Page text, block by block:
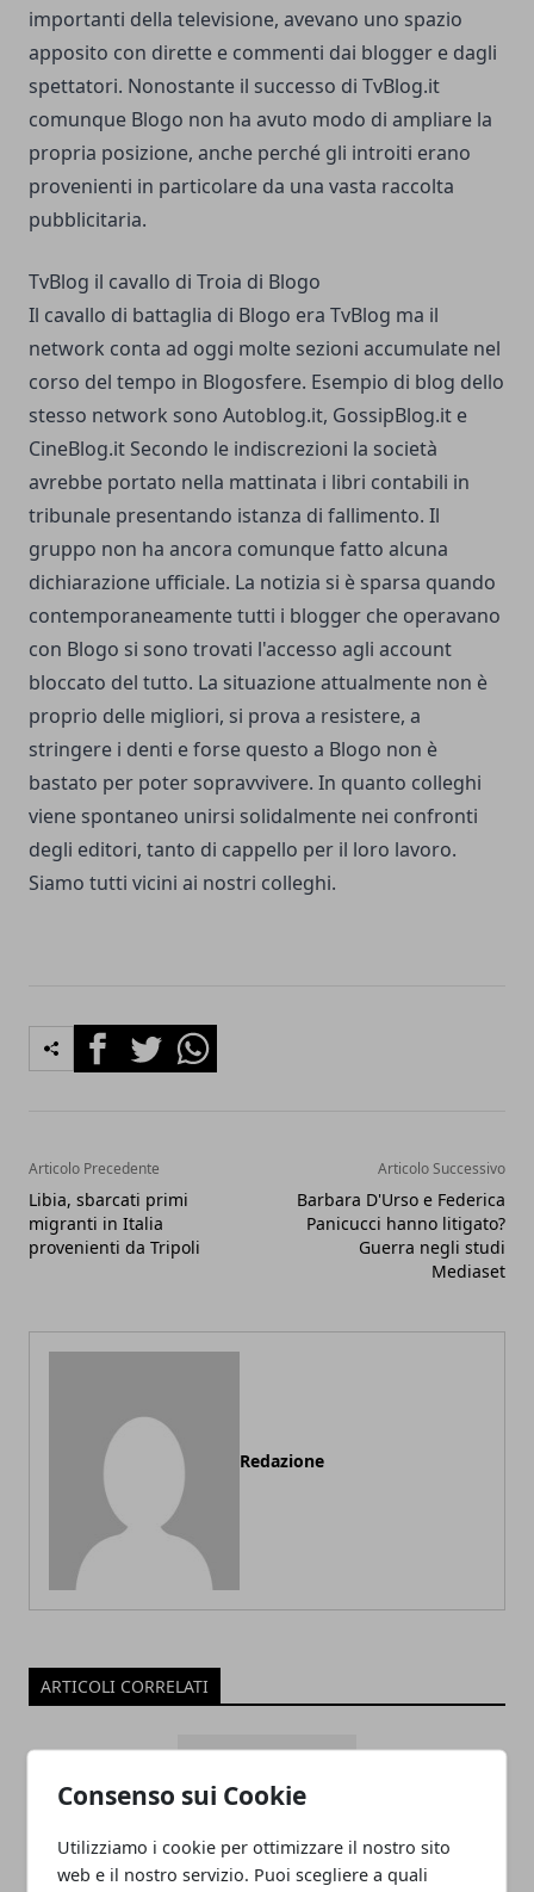
Consenso sui Cookie
Utilizziamo i cookie per ottimizzare il nostro sito
web e il nostro servizio. Puoi scegliere a quali
importanti della televisione, avevano uno spazio
apposito con dirette e commenti dai blogger e dagli
spettatori. Nonostante il successo di TvBlog.it
comunque Blogo non ha avuto modo di ampliare la
propria posizione, anche perché gli introiti erano
provenienti in particolare da una vasta raccolta
pubblicitaria.
TvBlog il cavallo di Troia di Blogo
Il cavallo di battaglia di Blogo era TvBlog ma il
network conta ad oggi molte sezioni accumulate nel
corso del tempo in Blogosfere. Esempio di blog dello
stesso network sono Autoblog.it, GossipBlog.it e
CineBlog.it Secondo le indiscrezioni la società
avrebbe portato nella mattinata i libri contabili in
tribunale presentando istanza di fallimento. Il
gruppo non ha ancora comunque fatto alcuna
dichiarazione ufficiale. La notizia si è sparsa quando
contemporaneamente tutti i blogger che operavano
con Blogo si sono trovati l'accesso agli account
bloccato del tutto. La situazione attualmente non è
proprio delle migliori, si prova a resistere, a
stringere i denti e forse questo a Blogo non è
bastato per poter sopravvivere. In quanto colleghi
viene spontaneo unirsi solidalmente nei confronti
degli editori, tanto di cappello per il loro lavoro.
Siamo tutti vicini ai nostri colleghi.
FacebookTwitterWhatsapp
Articolo Precedente
Libia, sbarcati primi
migranti in Italia
provenienti da Tripoli
Articolo Successivo
Barbara D'Urso e Federica
Panicucci hanno litigato?
Guerra negli studi
Mediaset
Redazione
ARTICOLI CORRELATI